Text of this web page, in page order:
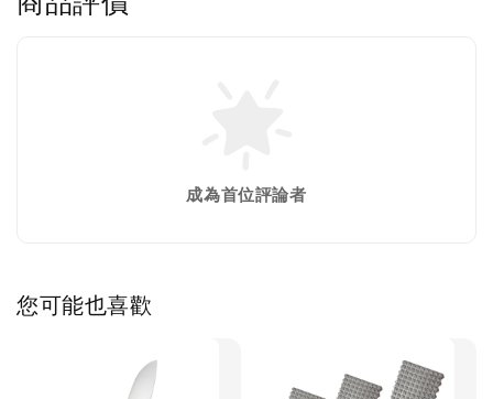
成為首位評論者
您可能也喜歡